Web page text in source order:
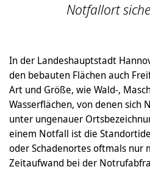
Notfallort
In der Landeshauptstadt
den bebauten Flächen auch
Art und Größe, wie Wald-,
Wasserflächen, von denen
unter ungenauer
einem Notfall ist die
oder Schadenortes oftmals nur
Zeitaufwand bei der